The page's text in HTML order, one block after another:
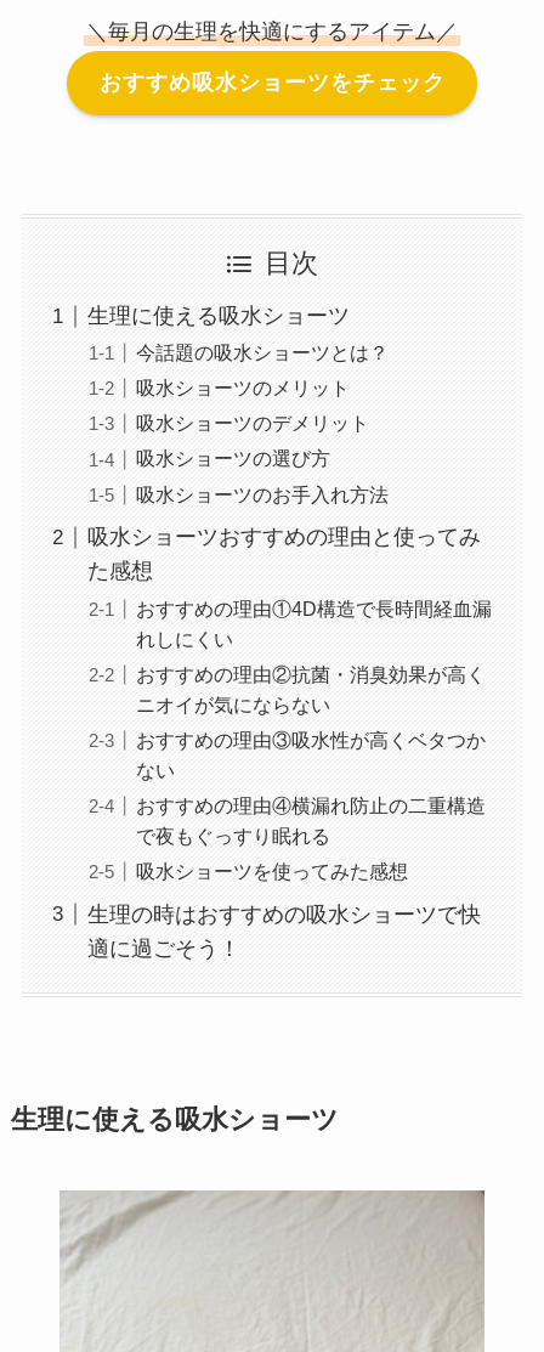
＼毎月の生理を快適にするアイテム／
おすすめ吸水ショーツをチェック
目次
生理に使える吸水ショーツ
今話題の吸水ショーツとは？
吸水ショーツのメリット
吸水ショーツのデメリット
吸水ショーツの選び方
吸水ショーツのお手入れ方法
吸水ショーツおすすめの理由と使ってみ
た感想
おすすめの理由①4D構造で長時間経血漏
れしにくい
おすすめの理由②抗菌・消臭効果が高く
ニオイが気にならない
おすすめの理由③吸水性が高くベタつか
ない
おすすめの理由④横漏れ防止の二重構造
で夜もぐっすり眠れる
吸水ショーツを使ってみた感想
生理の時はおすすめの吸水ショーツで快
適に過ごそう！
生理に使える吸水ショーツ